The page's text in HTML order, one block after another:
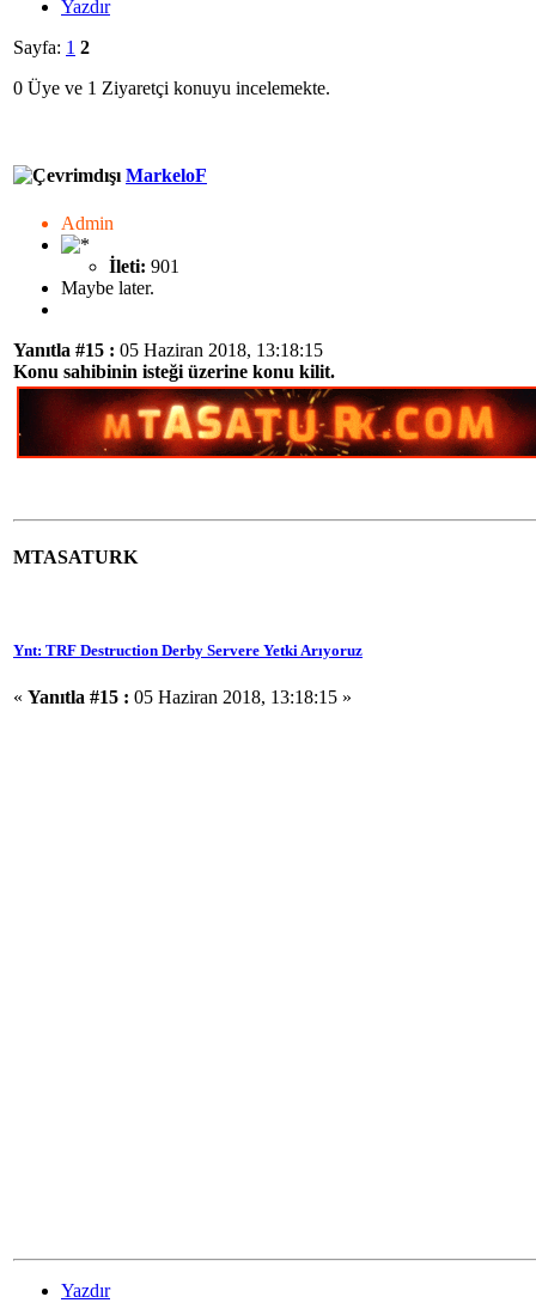
Yazdır
Sayfa: 1 2
0 Üye ve 1 Ziyaretçi konuyu incelemekte.
MarkeloF
Admin
İleti: 901
Maybe later.
Yanıtla #15 : 05 Haziran 2018, 13:18:15
Konu sahibinin isteği üzerine konu kilit.
MTASATURK
Ynt: TRF Destruction Derby Servere Yetki Arıyoruz
« Yanıtla #15 : 05 Haziran 2018, 13:18:15 »
Yazdır